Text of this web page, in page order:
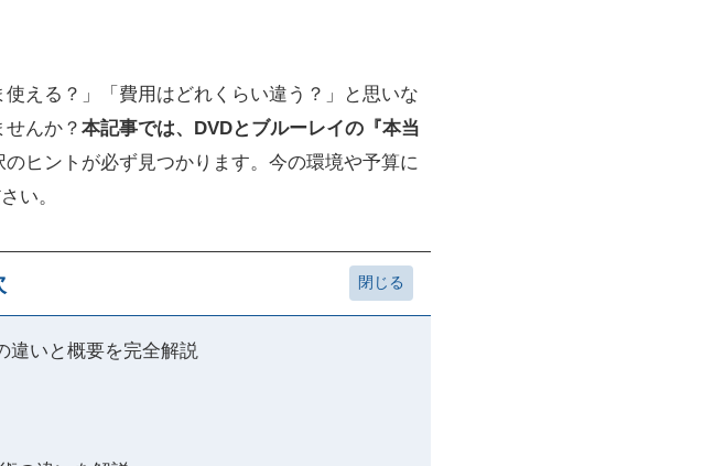
える？」「費用はどれくらい違う？」と思いな
んか？ 本記事では、DVDとブルーレイの『本当
ヒントが必ず見つかります。今の環境や予算に
い。
違いと概要を完全解説